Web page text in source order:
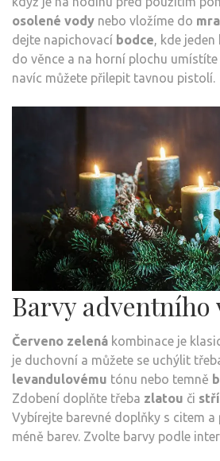
osolené vody nebo vložíme do
dejte napichovací bodce, kde jeden
do věnce a na horní plochu
navíc můžete přilepit tavnou pistolí.
Barvy adventního
Červeno zelená kombinace je
je duchovní a můžete se uchýlit
levandulovému tónu nebo temně
Zdobení doplňte třeba zlatou či
Vybírejte barevné doplňky s citem
méně barev. Zvolte barvy podle